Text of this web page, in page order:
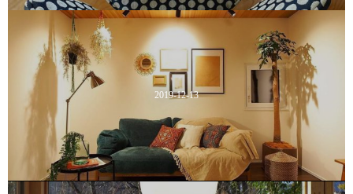
2019-12-13